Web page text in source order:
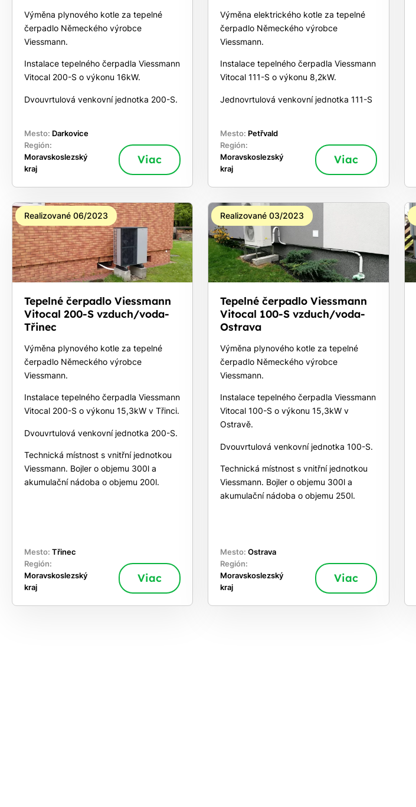
Výměna plynového kotle za tepelné
čerpadlo Německého výrobce
Viessmann.
Instalace tepelného čerpadla Viessmann
Vitocal 200-S o výkonu 16kW.
Dvouvrtulová venkovní jednotka 200-S.
Mesto: Darkovice
Región:
Moravskoslezský
kraj
Viac
Výměna elektrického kotle za tepelné
čerpadlo Německého výrobce
Viessmann.
Instalace tepelného čerpadla Viessmann
Vitocal 111-S o výkonu 8,2kW.
Jednovrtulová venkovní jednotka 111-S
Mesto: Petřvald
Región:
Moravskoslezský
kraj
Viac
Realizované 06/2023
Tepelné čerpadlo Viessmann
Vitocal 200-S vzduch/voda-
Třinec
Výměna plynového kotle za tepelné
čerpadlo Německého výrobce
Viessmann.
Instalace tepelného čerpadla Viessmann
Vitocal 200-S o výkonu 15,3kW v Třinci.
Dvouvrtulová venkovní jednotka 200-S.
Technická místnost s vnitřní jednotkou
Viessmann. Bojler o objemu 300l a
akumulační nádoba o objemu 200l.
Mesto: Třinec
Región:
Moravskoslezský
kraj
Viac
Realizované 03/2023
Tepelné čerpadlo Viessmann
Vitocal 100-S vzduch/voda-
Ostrava
Výměna plynového kotle za tepelné
čerpadlo Německého výrobce
Viessmann.
Instalace tepelného čerpadla Viessmann
Vitocal 100-S o výkonu 15,3kW v
Ostravě.
Dvouvrtulová venkovní jednotka 100-S.
Technická místnost s vnitřní jednotkou
Viessmann. Bojler o objemu 300l a
akumulační nádoba o objemu 250l.
Mesto:Ostrava
Región:
Moravskoslezský
kraj
Viac